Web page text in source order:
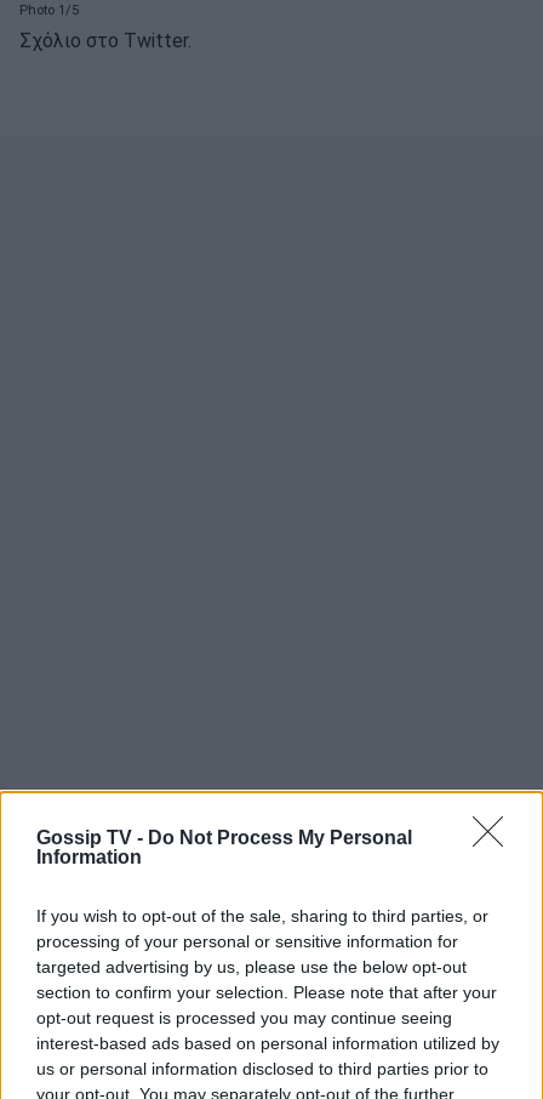
Gossip TV - Do Not Process My Personal
Information
If you wish to opt-out of the sale, sharing to third parties, or
processing of your personal or sensitive information for
targeted advertising by us, please use the below opt-out
section to confirm your selection. Please note that after your
opt-out request is processed you may continue seeing
interest-based ads based on personal information utilized by
us or personal information disclosed to third parties prior to
your opt-out. You may separately opt-out of the further
Photo 1/5
Σχόλιο στο Twitter.